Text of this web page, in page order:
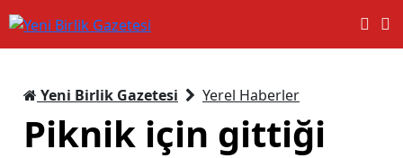
Yeni Birlik Gazetesi Yerel Haberler
Piknik için gittiği